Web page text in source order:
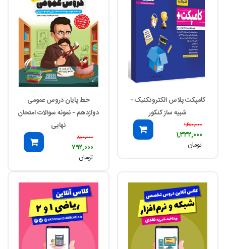
کامپکت پلاس الکتروتکنیک -
شبیه ساز کنکور
۱,۴۸۰,۰۰۰
۱,۳۳۲,۰۰۰
تومان
خط پایان دروس عمومی
دوازدهم - نمونه سوالات امتحان
نهایی
۸۸۰,۰۰۰
۷۹۲,۰۰۰
تومان